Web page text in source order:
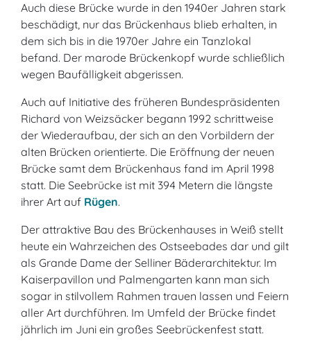
Auch diese Brücke wurde in den 1940er Jahren stark
beschädigt, nur das Brückenhaus blieb erhalten, in
dem sich bis in die 1970er Jahre ein Tanzlokal
befand. Der marode Brückenkopf wurde schließlich
wegen Baufälligkeit abgerissen.
Auch auf Initiative des früheren Bundespräsidenten
Richard von Weizsäcker begann 1992 schrittweise
der Wiederaufbau, der sich an den Vorbildern der
alten Brücken orientierte. Die Eröffnung der neuen
Brücke samt dem Brückenhaus fand im April 1998
statt. Die Seebrücke ist mit 394 Metern die längste
ihrer Art auf Rügen.
Der attraktive Bau des Brückenhauses in Weiß stellt
heute ein Wahrzeichen des Ostseebades dar und gilt
als Grande Dame der Selliner Bäderarchitektur. Im
Kaiserpavillon und Palmengarten kann man sich
sogar in stilvollem Rahmen trauen lassen und Feiern
aller Art durchführen. Im Umfeld der Brücke findet
jährlich im Juni ein großes Seebrückenfest statt.